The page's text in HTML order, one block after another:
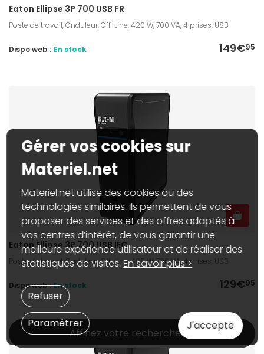
Eaton Ellipse 3P 700 USB FR
Poste de travail, Onduleur, Off-Line, 420 W, 700 VA, 4 prises, USB
149€95
Dispo web : En stock
Eaton Ellipse 3P 700 USB IEC
Poste de travail, Onduleur, Off-Line, 420 W, 700 VA, 4 prises, USB
129€95
Dispo web :En stock
Affinez votre recherche
Gérer vos cookies sur
Materiel.net
Materiel.net utilise des cookies ou des
technologies similaires. Ils permettent de vous
proposer des services et des offres adaptés à
vos centres d’intérêt, de vous garantir une
meilleure expérience utilisateur et de réaliser des
statistiques de visites.En savoir plus >
J'accepte
Paramétrer
Refuser